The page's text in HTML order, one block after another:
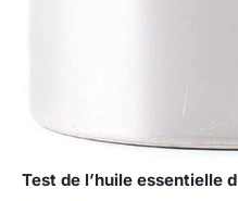
Test de l’huile essentielle